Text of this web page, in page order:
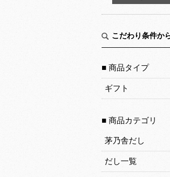
こだわり条件か
■ 商品タイプ
ギフト
■ 商品カテゴリ
茅乃舎だし
だし一覧